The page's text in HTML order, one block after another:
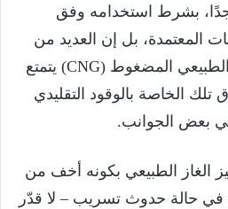
بشرط استخدامه وفق
المعتمدة، بل إن العديد من
الدراسات تؤكد أن الغاز الطبيعي المضغوط (CNG) يتمتع
تلك الخاصة بالوقود التقليدي
في بعض الجوانب.
الغاز الطبيعي بكونه أخف من
في حالة حدوث تسريب – لا قدّر